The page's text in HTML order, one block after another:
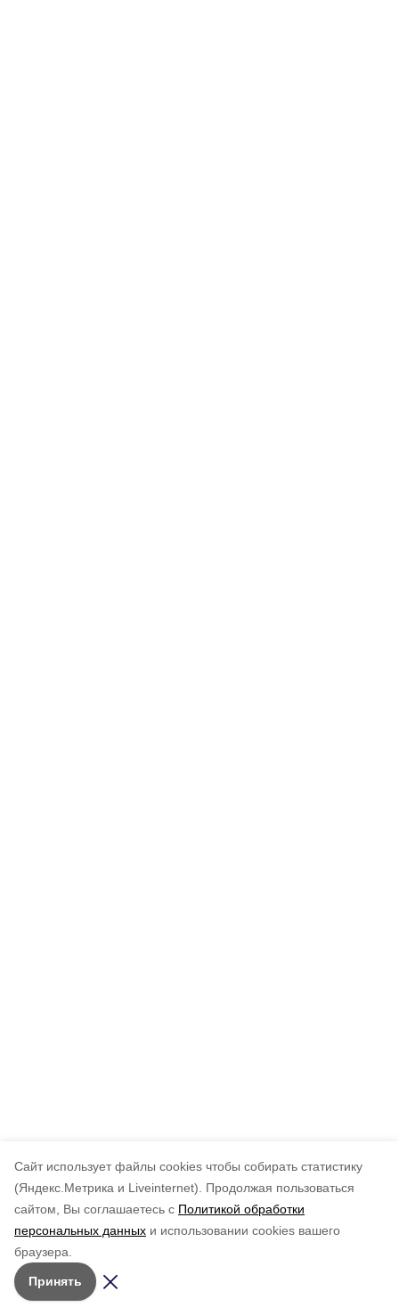
Cайт использует файлы cookies чтобы собирать статистику
(Яндекс.Метрика и Liveinternet).
Продолжая пользоваться
сайтом, Вы соглашаетесь с Политикой обработки
персональных данных и использовании cookies вашего
браузера.
Принять